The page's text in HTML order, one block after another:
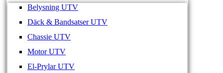
Belysning UTV
Däck & Bandsatser UTV
Chassie UTV
Motor UTV
El-Prylar UTV